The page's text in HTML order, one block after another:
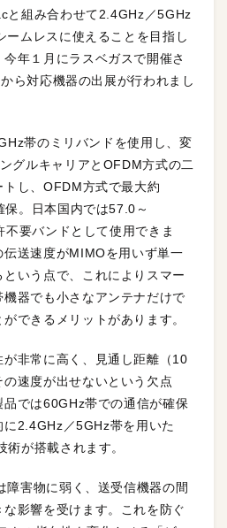
と組み合わせて2.4GHz／5GHz
ームレスに使えることを目指し
年１月にラスベガスで開催さ
ら対応機器の出展が行われまし
帯のミリバンドを使用し、変
グルキャリアとOFDM方式の二
し、OFDM方式で最大約
。日本国内では57.0～
要バンドとして使用できま
送速度がMIMOを用いず単一
いう点で、これによりスマー
機器でも小さなアンテナだけで
できるメリットがあります。
非常に高く、見通し距離（10
の速度が出せないという欠点
品では60GHz帯での通信が確保
に2.4GHz／5GHz帯を用いた
が搭載されます。
障害物に弱く、送受信機器の間
影響を受けます。これを防ぐ